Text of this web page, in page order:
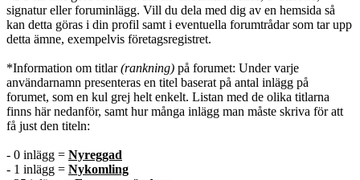
signatur eller foruminlägg. Vill du dela med dig av en hemsida så
kan detta göras i din profil samt i eventuella forumtrådar som tar upp
detta ämne, exempelvis företagsregistret.
*Information om titlar(rankning) på forumet: Under varje
användarnamn presenteras en titel baserat på antal inlägg på
forumet, som en kul grej helt enkelt. Listan med de olika titlarna
finns här nedanför, samt hur många inlägg man måste skriva för att
få just den titeln:
- 0 inlägg = Nyreggad
- 1 inlägg = Nykomling